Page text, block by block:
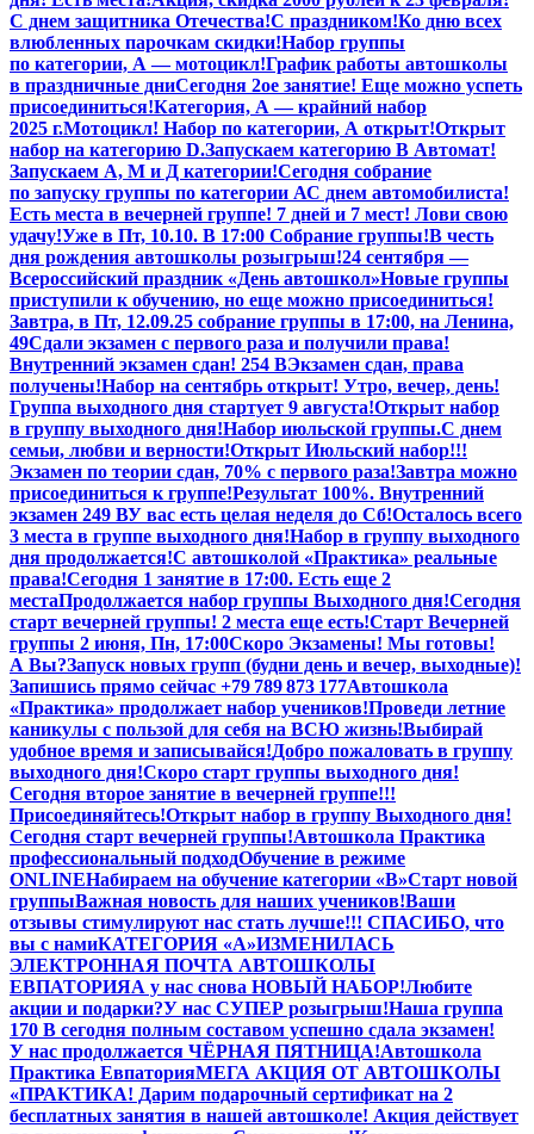
С днем защитника Отечества!С праздником!Ко дню всех
влюбленных парочкам скидки!Набор группы
по категории, А — мотоцикл!График работы автошколы
в праздничные дниСегодня 2ое занятие! Еще можно успеть
присоединиться!Категория, А — крайний набор
2025 г.Мотоцикл! Набор по категории, А открыт!Открыт
набор на категорию D.Запускаем категорию В Автомат!
Запускаем А, М и Д категории!Сегодня собрание
по запуску группы по категории АС днем автомобилиста!
Есть места в вечерней группе! 7 дней и 7 мест! Лови свою
удачу!Уже в Пт, 10.10. В 17:00 Собрание группы!В честь
дня рождения автошколы розыгрыш!24 сентября —
Всероссийский праздник «День автошкол»Новые группы
приступили к обучению, но еще можно присоединиться!
Завтра, в Пт, 12.09.25 собрание группы в 17:00, на Ленина,
49Сдали экзамен с первого раза и получили права!
Внутренний экзамен сдан! 254 ВЭкзамен сдан, права
получены!Набор на сентябрь открыт! Утро, вечер, день!
Группа выходного дня стартует 9 августа!Открыт набор
в группу выходного дня!Набор июльской группы.С днем
семьи, любви и верности!Открыт Июльский набор!!!
Экзамен по теории сдан, 70% с первого раза!Завтра можно
присоединиться к группе!Результат 100%. Внутренний
экзамен 249 ВУ вас есть целая неделя до Сб!Осталось всего
3 места в группе выходного дня!Набор в группу выходного
дня продолжается!С автошколой «Практика» реальные
права!Сегодня 1 занятие в 17:00. Есть еще 2
местаПродолжается набор группы Выходного дня!Сегодня
старт вечерней группы! 2 места еще есть!Старт Вечерней
группы 2 июня, Пн, 17:00Скоро Экзамены! Мы готовы!
А Вы?Запуск новых групп (будни день и вечер, выходные)!
Запишись прямо сейчас +79 789 873 177Автошкола
«Практика» продолжает набор учеников!Проведи летние
каникулы с пользой для себя на ВСЮ жизнь!Выбирай
удобное время и записывайся!Добро пожаловать в группу
выходного дня!Скоро старт группы выходного дня!
Сегодня второе занятие в вечерней группе!!!
Присоединяйтесь!Открыт набор в группу Выходного дня!
Сегодня старт вечерней группы!Автошкола Практика
профессиональный подходОбучение в режиме
ONLINEНабираем на обучение категории «B»Старт новой
группыВажная новость для наших учеников!Ваши
отзывы стимулируют нас стать лучше!!! СПАСИБО, что
вы с намиКАТЕГОРИЯ «А»ИЗМЕНИЛАСЬ
ЭЛЕКТРОННАЯ ПОЧТА АВТОШКОЛЫ
ЕВПАТОРИЯА у нас снова НОВЫЙ НАБОР!Любите
акции и подарки?У нас СУПЕР розыгрыш!Наша группа
170 В сегодня полным составом успешно сдала экзамен!
У нас продолжается ЧЁРНАЯ ПЯТНИЦА!Автошкола
Практика ЕвпаторияМЕГА АКЦИЯ ОТ АВТОШКОЛЫ
«ПРАКТИКА! Дарим подарочный сертификат на 2
бесплатных занятия в нашей автошколе! Акция действует